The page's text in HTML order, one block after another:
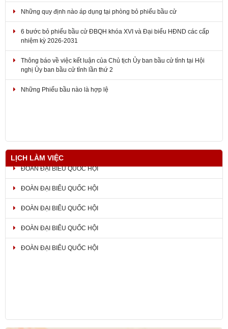
6 bước bỏ phiếu bầu cử ĐBQH khóa XVI và Đại biểu HĐND các cấp
Thông báo về việc kết luận của Chủ tịch Ủy ban bầu cử tỉnh tại Hội
Những Phiếu bầu nào là hợp lệ
THÔNG BÁO Mẫu dấu, địa điểm làm việc và thông tin liên lạc của Ủy
LỊCH LÀM VIỆC